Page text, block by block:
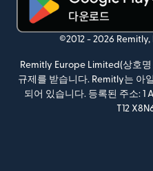
(새 창에서 열림)
©2012 - 2026 Remitly,
Remitly Europe Limited(상호
규제를 받습니다. Remitly는 아
되어 있습니다. 등록된 주소:
T12